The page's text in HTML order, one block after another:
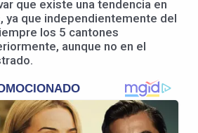
que existe una tendencia en
ya que independientemente del
los 5 cantones
aunque no en el